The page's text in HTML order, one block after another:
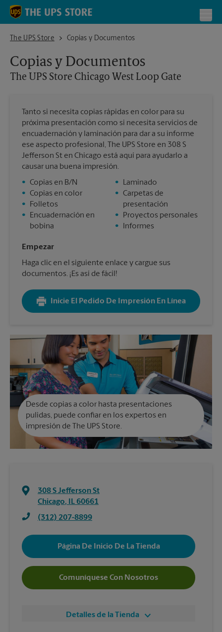
Skip to content
Return to Nav
The UPS Store
The UPS Store Chicago West Loop Gate
Copias y Documentos
Copias y Documentos
The UPS Store Chicago West Loop Gate
Tanto si necesita copias rápidas en color para su
próxima presentación como si necesita servicios de
encuadernación y laminación para dar a su informe
ese aspecto profesional, The UPS Store en 308 S
Jefferson St en Chicago está aquí para ayudarlo a
causar una buena impresión.
• Copias en B/N
• Copias en color
•
Folletos
•
Encuadernación en
bobina
•
Laminado
• Carpetas de
presentación
•
Proyectos personales
•
Informes
Empezar
Haga clic en el siguiente enlace y cargue sus
documentos. ¡Es así de fácil!
Inicie El Pedido De Impresión En Línea
Desde copias a color hasta presentaciones
pulidas, puede confiar en los expertos en
impresión de The UPS Store.
308 S Jefferson St
Chicago, IL 60661
(312) 207-8899
Página De Inicio De La Tienda
Comuníquese Con Nosotros
Detalles de la Tienda